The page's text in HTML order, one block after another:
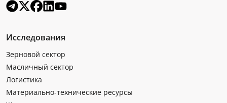
Исследования
Зерновой сектор
Масличный сектор
Логистика
Материально-технические ресурсы